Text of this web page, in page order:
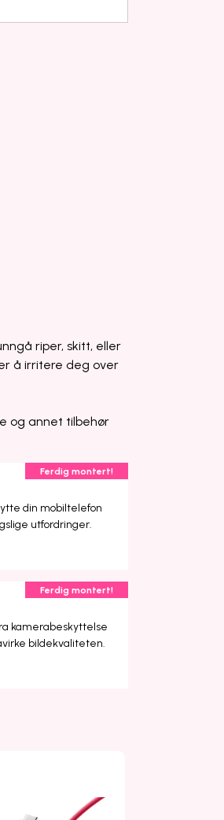
riper, skitt, eller
å irritere deg over
og annet tilbehør
din mobiltelefon
utfordringer.
Ferdig montert!
kamerabeskyttelse
bildekvaliteten.
Ferdig montert!